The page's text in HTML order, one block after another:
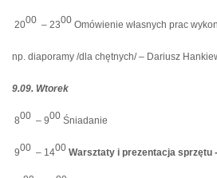
2000 – 2300 Omówienie własnych prac
np. diaporamy /dla chętnych/ – Dariusz
9.09. Wtorek
800 – 900 Śniadanie
900 – 1400 Warsztaty i prezentacja sprzętu